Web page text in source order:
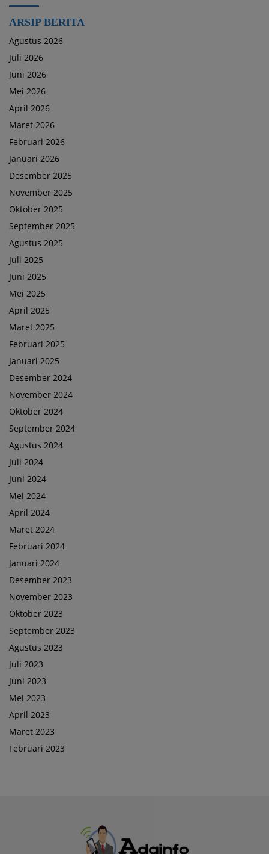
ARSIP BERITA
Agustus 2026
Juli 2026
Juni 2026
Mei 2026
April 2026
Maret 2026
Februari 2026
Januari 2026
Desember 2025
November 2025
Oktober 2025
September 2025
Agustus 2025
Juli 2025
Juni 2025
Mei 2025
April 2025
Maret 2025
Februari 2025
Januari 2025
Desember 2024
November 2024
Oktober 2024
September 2024
Agustus 2024
Juli 2024
Juni 2024
Mei 2024
April 2024
Maret 2024
Februari 2024
Januari 2024
Desember 2023
November 2023
Oktober 2023
September 2023
Agustus 2023
Juli 2023
Juni 2023
Mei 2023
April 2023
Maret 2023
Februari 2023